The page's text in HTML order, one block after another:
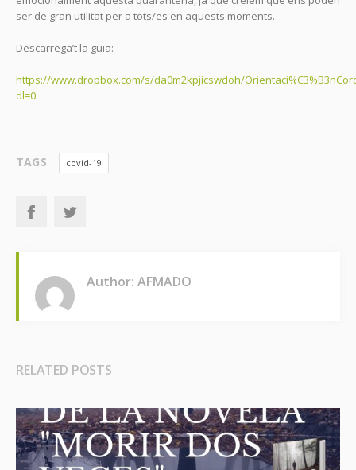
ser de gran utilitat per a tots/es en aquests moments.
Descarrega’t la guia:
https://www.dropbox.com/s/da0m2kpjicswdoh/
dl=0
TAGS covid-19
Author: AFMADO
RELATED POSTS